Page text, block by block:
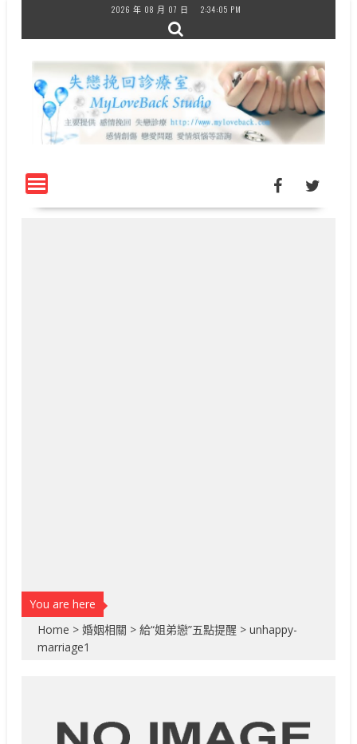
content
2026 年 08 月 07 日 2:34:06 PM
You are here
Home >婚姻相關 >給“姐弟戀”五點提醒 >unhappy-
marriage1